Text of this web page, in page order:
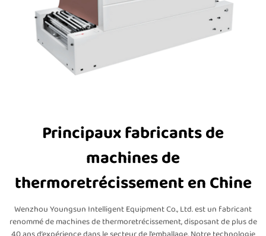
Principaux fabricants de
machines de
thermoretrécissement en Chine
Wenzhou Youngsun Intelligent Equipment Co., Ltd. est un fabricant
renommé de machines de thermoretrécissement, disposant de plus de